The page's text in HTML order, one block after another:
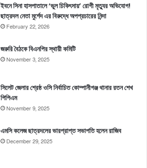
ইবনে সিনা হাসপাতালে ‘ভুল চিকিৎসায়’ রোগী মৃত্যুর অভিযোগ!
ছাত্রদল নেতা মুর্শেদ এর বিরুদ্ধে অপপ্রচারের নিন্দা
February 22, 2026
জরুরি বৈঠকে বিএনপির স্থায়ী কমিটি
November 3, 2025
সিলেট জেলার শ্রেষ্ঠ ওসি নির্বাচিত কোম্পানীগঞ্জ থানার রতন শেখ
পিপিএম
November 9, 2025
এমসি কলেজ ছাত্রদলের ভারপ্রাপ্ত সভাপতি হলেন রাজিব
December 29, 2025